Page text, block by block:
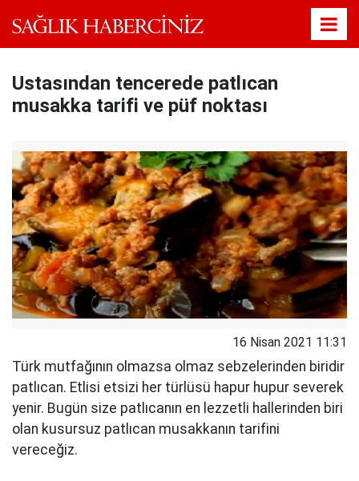
Ustasından tencerede patlıcan
musakka tarifi ve püf noktası
16 Nisan 2021 11:31
Türk mutfağının olmazsa olmaz sebzelerinden biridir
patlıcan. Etlisi etsizi her türlüsü hapur hupur severek
yenir. Bugün size patlıcanın en lezzetli hallerinden biri
olan kusursuz patlıcan musakkanın tarifini
vereceğiz.